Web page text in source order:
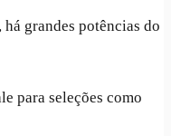
grandes potências do
para seleções como